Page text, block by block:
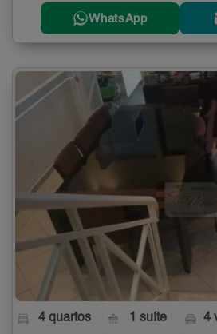
WhatsApp
4 quartos 1 suíte 4